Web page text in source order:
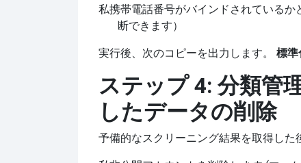
私携帯電話番号がバインドされているか
断できます）
実行後、次のコピーを出力します。 標準
ステップ 4: 分類管
したデータの削除
予備的なスクリーニング結果を取得した